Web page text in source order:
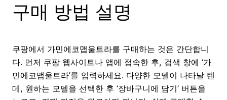
구매 방법 설명
쿠팡에서 가민에코맵울트라를 구매하는 것은 간단합니
다. 먼저 쿠팡 웹사이트나 앱에 접속한 후, 검색 창에 ‘가
민에코맵울트라’를 입력하세요. 다양한 모델이 나타날 텐
데, 원하는 모델을 선택한 후 ‘장바구니에 담기’ 버튼을